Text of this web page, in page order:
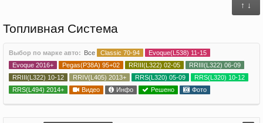
↑ ↓
Топливная Система
Выбор по марке авто: Все Classic 70-94
Evoque(L538) 11-15
Evoque 2016+
Pegas(P38A) 95+02 RRIII(L322) 02-05
RRIII(L322) 06-09
RRIII(L322) 10-12
RRIV(L405) 2013+ RRS(L320) 05-09
RRS(L320) 10-12
RRS(L494) 2014+
Видео Инфо Решено Фото